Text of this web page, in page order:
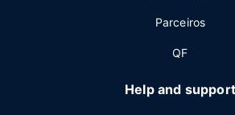
Parceiros
QF
Help and support